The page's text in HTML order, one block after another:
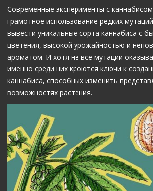
Современные эксперименты с
грамотное использование редких
вывести уникальные сорта каннабиса с
цветения, высокой урожайностью и
ароматом. И хотя не все мутации
именно среди них кроются ключи к
каннабиса, способных изменить
возможностях растения.